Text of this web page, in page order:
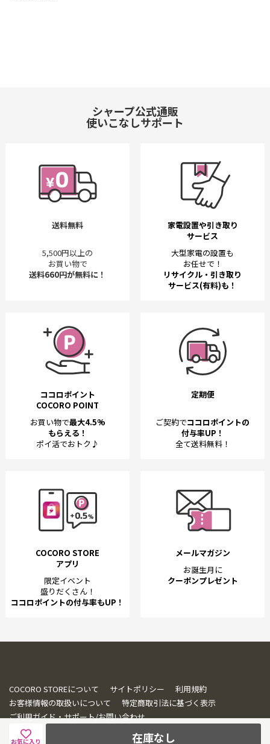
在庫なし
お気に入り
シャープ公式通販
使いこなしサポート
送料無料
5,500円以上の
お買い物で
送料660円が無料に！
家電設置や引き取り
サービス
大型家電の設置も
お任せで！
リサイクル・引き取り
サービス(有料)も！
ココロポイント
COCORO POINT
お買い物で最大4.5%
もらえる！
ポイ活でおトク♪
定期便
ご契約でココロポイントの
付与率UP！
全て送料無料！
COCORO STORE
アプリ
限定イベント
盛りだくさん！
ココロポイントの付与率もUP！
メールマガジン
お誕生月に
クーポンプレゼント
COCORO STOREについて サイトポリシー
利用規約
お客様情報の取扱いについて
特定商取引法に基づく表示
ご利用ガイド・サポート/お問い合わせ